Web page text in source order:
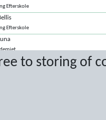
to storing of
Efterskole
Efterskole